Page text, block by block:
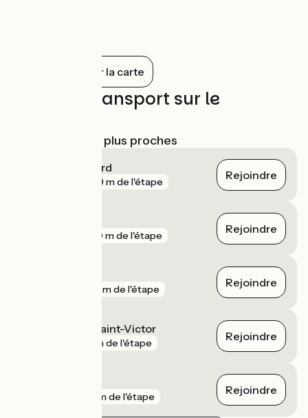
reines de France, il garde précieusement
en ses murs 30 000 œuvres réparties
dans les appartements royaux de l’aile
François Ier et dans le musée des Beaux-
Arts installé dans l’aile Louis XII.
Tout afficher sur la carte
Trains et transport sur le
Gares SNCF les plus proches
Blois - Chambord
809 m de l'étape Rejoindre
850 m de l'étape Rejoindre
918 m de l'étape Rejoindre
La Chaussée-Saint-Victor
1 km de l'étape Rejoindre
2 km de l'étape Rejoindre